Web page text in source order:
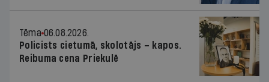
Tēma 06.08.2026.
Policists cietumā, skolotājs – kapos.
Reibuma cena Priekulē